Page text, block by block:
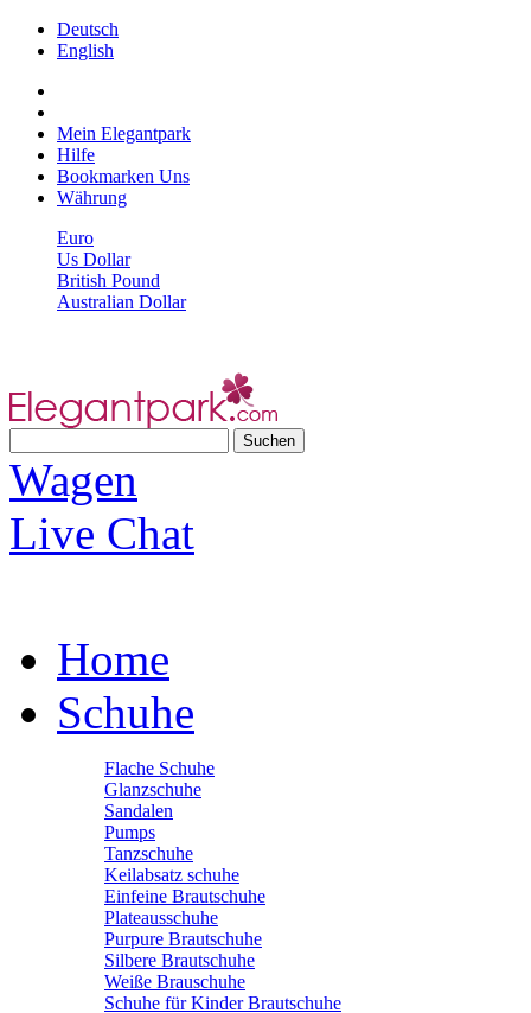
Deutsch
English
Mein Elegantpark
Hilfe
Bookmarken Uns
Währung
Euro
Us Dollar
British Pound
Australian Dollar
Wagen
Live Chat
Home
Schuhe
Flache Schuhe
Glanzschuhe
Sandalen
Pumps
Tanzschuhe
Keilabsatz schuhe
Einfeine Brautschuhe
Plateausschuhe
Purpure Brautschuhe
Silbere Brautschuhe
Weiße Brauschuhe
Schuhe für Kinder Brautschuhe